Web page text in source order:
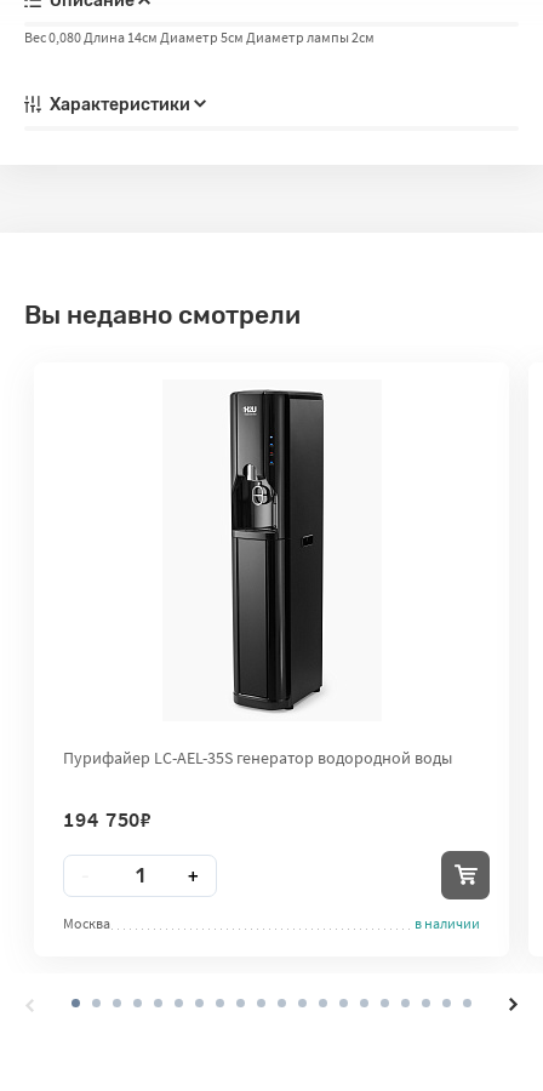
Вес 0,080 Длина 14см Диаметр 5см Диаметр лампы 2см
Характеристики
Вы недавно смотрели
Пурифайер LC-AEL-35S генератор водородной воды
194 750₽
Количество +
Москва в наличии